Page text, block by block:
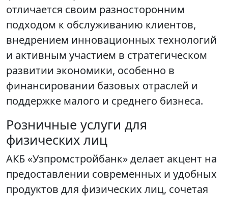
отличается своим разносторонним
подходом к обслуживанию клиентов,
внедрением инновационных технологий
и активным участием в стратегическом
развитии экономики, особенно в
финансировании базовых отраслей и
поддержке малого и среднего бизнеса.
Розничные услуги для
физических лиц
АКБ «Узпромстройбанк» делает акцент на
предоставлении современных и удобных
продуктов для физических лиц, сочетая